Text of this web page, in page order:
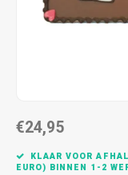
Huwelijk
Samenwonen /
€24,95
KLAAR VOOR
EURO) BINNEN 1-2